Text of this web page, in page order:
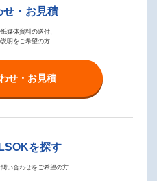
せ・お見積
媒体資料の送付、
明をご希望の方
せ・お見積
を探す
い合わせをご希望の方